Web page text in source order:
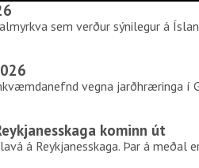
sem verður sýnilegur á
vegna
kominn út
á Reykjanesskaga. Þar á